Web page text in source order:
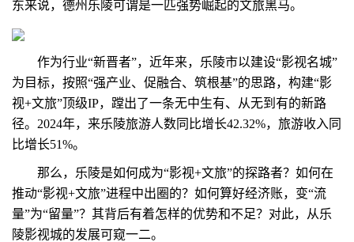
东来说，德州乐陵可谓是一匹强势崛起的文旅黑马。
作为行业“新晋者”，近年来，乐陵市以建设“影视名城”
为目标，按照“强产业、促融合、筑根基”的思路，构建“影
视+文旅”顶级IP，蹚出了一条无中生有、从无到有的新路
径。2024年，来乐陵旅游人数同比增长42.32%，旅游收入同
比增长51%。
那么，乐陵是如何成为“影视+文旅”的探路者？如何在
推动“影视+文旅”进程中出圈的？如何算好经济账，变“流
量”为“留量”？其背后有着怎样的优势和不足？对此，从乐
陵影视城的发展可窥一二。